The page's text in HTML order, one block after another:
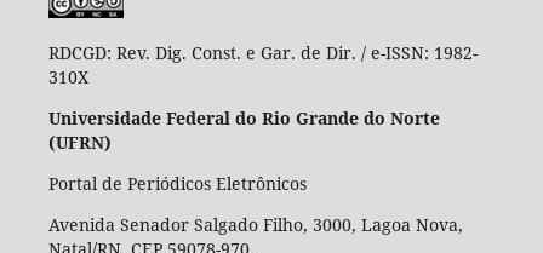
RDCGD: Rev. Dig. Const. e Gar. de Dir. / e-ISSN: 1982-
310X
Universidade Federal do Rio Grande do Norte
(UFRN)
Portal de Periódicos Eletrônicos
Avenida Senador Salgado Filho, 3000, Lagoa Nova,